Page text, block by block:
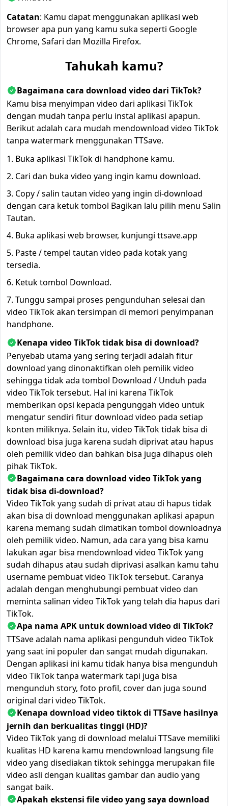
Catatan: Kamu dapat menggunakan aplikasi web
browser apa pun yang kamu suka seperti Google
Chrome, Safari dan Mozilla Firefox.
Tahukah kamu?
Bagaimana cara download video dari TikTok?
Kamu bisa menyimpan video dari aplikasi TikTok
dengan mudah tanpa perlu instal aplikasi apapun.
Berikut adalah cara mudah mendownload video TikTok
tanpa watermark menggunakan TTSave.
Buka aplikasi TikTok di handphone kamu.
Cari dan buka video yang ingin kamu download.
Copy / salin tautan video yang ingin di-download
dengan cara ketuk tombol Bagikan lalu pilih menu Salin
Tautan.
Buka aplikasi web browser, kunjungi ttsave.app
Paste / tempel tautan video pada kotak yang
tersedia.
Ketuk tombol Download.
Tunggu sampai proses pengunduhan selesai dan
video TikTok akan tersimpan di memori penyimpanan
handphone.
Kenapa video TikTok tidak bisa di download?
Penyebab utama yang sering terjadi adalah fitur
download yang dinonaktifkan oleh pemilik video
sehingga tidak ada tombol Download / Unduh pada
video TikTok tersebut. Hal ini karena TikTok
memberikan opsi kepada pengunggah video untuk
mengatur sendiri fitur download video pada setiap
konten miliknya. Selain itu, video TikTok tidak bisa di
download bisa juga karena sudah diprivat atau hapus
oleh pemilik video dan bahkan bisa juga dihapus oleh
pihak TikTok.
Bagaimana cara download video TikTok yang
tidak bisa di-download?
Video TikTok yang sudah di privat atau di hapus tidak
akan bisa di download menggunakan aplikasi apapun
karena memang sudah dimatikan tombol downloadnya
oleh pemilik video. Namun, ada cara yang bisa kamu
lakukan agar bisa mendownload video TikTok yang
sudah dihapus atau sudah diprivasi asalkan kamu tahu
username pembuat video TikTok tersebut. Caranya
adalah dengan menghubungi pembuat video dan
meminta salinan video TikTok yang telah dia hapus dari
TikTok.
Apa nama APK untuk download video di TikTok?
TTSave adalah nama aplikasi pengunduh video TikTok
yang saat ini populer dan sangat mudah digunakan.
Dengan aplikasi ini kamu tidak hanya bisa mengunduh
video TikTok tanpa watermark tapi juga bisa
mengunduh story, foto profil, cover dan juga sound
original dari video TikTok.
Kenapa download video tiktok di TTSave hasilnya
jernih dan berkualitas tinggi (HD)?
Video TikTok yang di download melalui TTSave memiliki
kualitas HD karena kamu mendownload langsung file
video yang disediakan tiktok sehingga merupakan file
video asli dengan kualitas gambar dan audio yang
sangat baik.
Apakah ekstensi file video yang saya download